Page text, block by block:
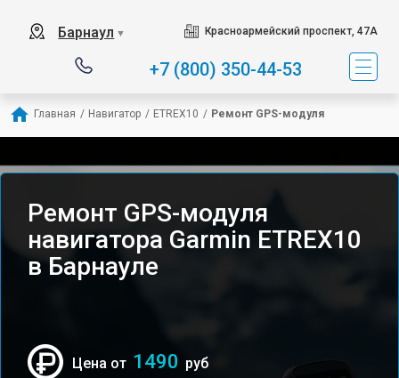
Барнаул ▼ Красноармейский проспект, 47А
+7 (800) 350-44-53
Главная / Навигатор / ETREX10 / Ремонт GPS-модуля
Ремонт GPS-модуля
навигатора Garmin ETREX10
в Барнауле
Цена от 1490 руб